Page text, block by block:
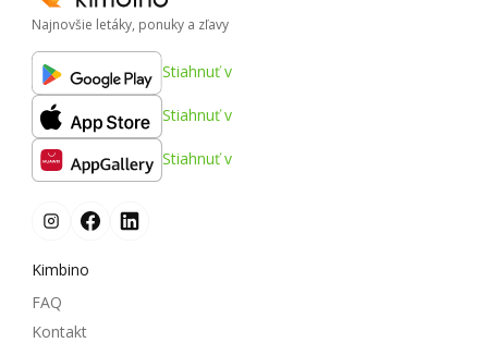
Najnovšie letáky, ponuky a zľavy
Stiahnuť v
Stiahnuť v
Stiahnuť v
Kimbino
FAQ
Kontakt